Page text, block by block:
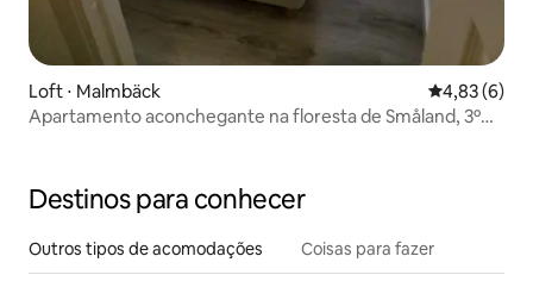
Loft ⋅ Malmbäck 4,83 de uma
4,83 (6)
Apartamento aconchegante na floresta de Småland, 3º
Destinos para conhecer
Outros tipos de acomodações Coisas para fazer